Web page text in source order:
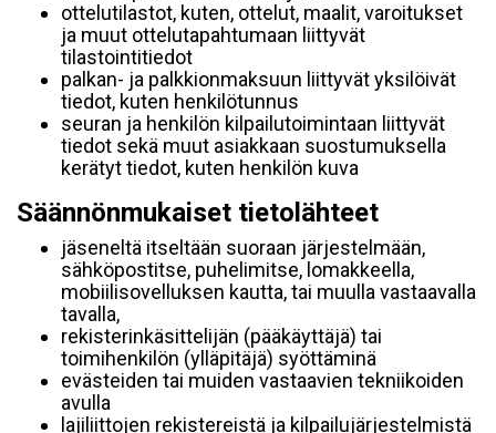
ottelutilastot, kuten, ottelut, maalit, varoitukset
ja muut ottelutapahtumaan liittyvät
tilastointitiedot
palkan- ja palkkionmaksuun liittyvät yksilöivät
tiedot, kuten henkilötunnus
seuran ja henkilön kilpailutoimintaan liittyvät
tiedot sekä muut asiakkaan suostumuksella
kerätyt tiedot, kuten henkilön kuva
Säännönmukaiset tietolähteet
jäseneltä itseltään suoraan järjestelmään,
sähköpostitse, puhelimitse, lomakkeella,
mobiilisovelluksen kautta, tai muulla vastaavalla
tavalla,
rekisterinkäsittelijän (pääkäyttäjä) tai
toimihenkilön (ylläpitäjä) syöttäminä
evästeiden tai muiden vastaavien tekniikoiden
avulla
lajiliittojen rekistereistä ja kilpailujärjestelmistä